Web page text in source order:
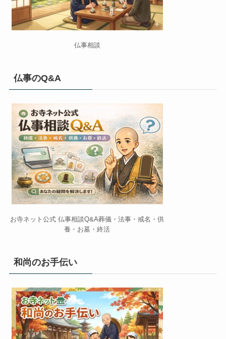
仏事相談
仏事のQ&A
お寺ネット公式 仏事相談Q&A葬儀・法事・戒名・供
養・お墓・終活
和尚のお手伝い